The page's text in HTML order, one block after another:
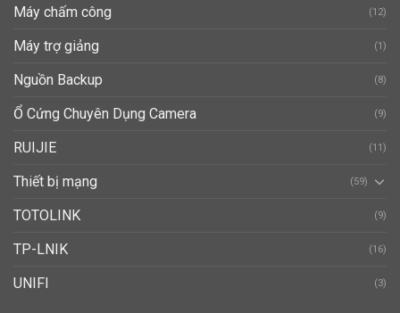
Máy chấm công (12)
Máy trợ giảng (1)
Nguồn Backup (8)
Ổ Cứng Chuyên Dụng Camera (9)
RUIJIE (11)
Thiết bị mạng (59)
TOTOLINK (9)
TP-LNIK (16)
UNIFI (3)